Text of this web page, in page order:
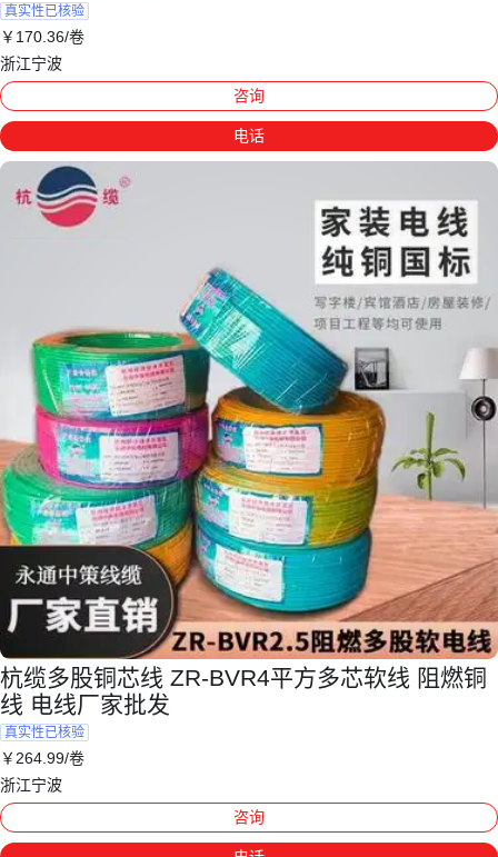
真实性已核验
￥ 170 .36/卷
浙江宁波
咨询
电话
杭缆多股铜芯线 ZR-BVR4平方多芯软线 阻燃铜
线 电线厂家批发
真实性已核验
￥ 264 .99/卷
浙江宁波
咨询